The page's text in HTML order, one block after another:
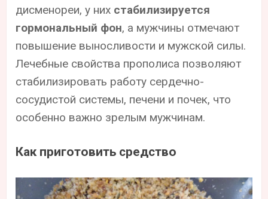
дисменореи, у них стабилизируется
гормональный фон, а мужчины отмечают
повышение выносливости и мужской силы.
Лечебные свойства прополиса позволяют
стабилизировать работу сердечно-
сосудистой системы, печени и почек, что
особенно важно зрелым мужчинам.
Как приготовить средство